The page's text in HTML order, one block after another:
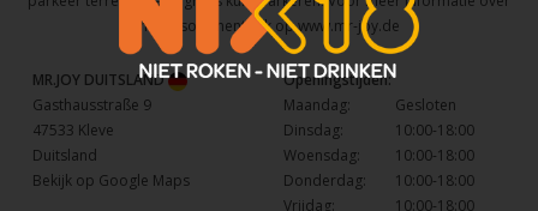
het assortiment kijk opwww.mr-joy.de
MR.JOY DUITSLAND
Gasthausstraße 9
47533 Kleve
Duitsland
Bekijk op Google Maps
Openingstijden:
Maandag:
Gesloten
Dinsdag:
10:00-18:00
Woensdag:
10:00-18:00
Donderdag:
10:00-18:00
Vrijdag:
10:00-18:00